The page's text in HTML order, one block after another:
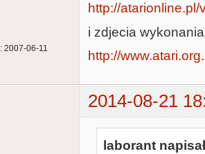
2007-06-11
http://
i zdjecia
http://
2014-08-21
laborant